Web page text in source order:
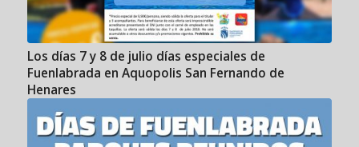
Los días 7 y 8 de julio días especiales de
Fuenlabrada en Aquopolis San Fernando de
Henares